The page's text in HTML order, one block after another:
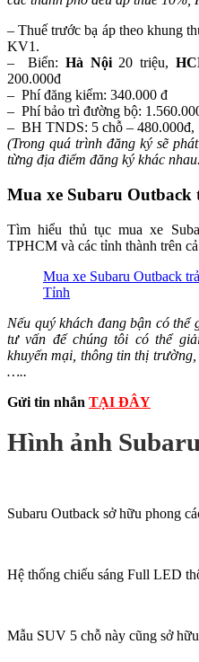
– Thuế trước bạ áp theo khung
KV1.
– Biển:Hà Nội20 triệu,
200.000đ
– Phí đăng kiểm: 340.000 đ
– Phí bảo trì đường bộ:
– BH TNDS: 5 chỗ – 480.000đ,
(Trong quá trình đăng ký sẽ
từng địa điểm đăng ký khác
Mua xe Subaru Outback
Tìm hiểu thủ tục mua xe
TPHCM và các tỉnh thành trên
Mua xe Subaru Outback
Tỉnh
Nếu quý khách đang bận có
tư vấn để chúng tôi có thể
khuyến mại, thông tin thị
…..
Gửi tin nhắn TẠI ĐÂY
Hình ảnh
Subaru Outback sở hữu phong
Hệ thống chiếu sáng Full LED
Mẫu SUV 5 chỗ này cũng sở